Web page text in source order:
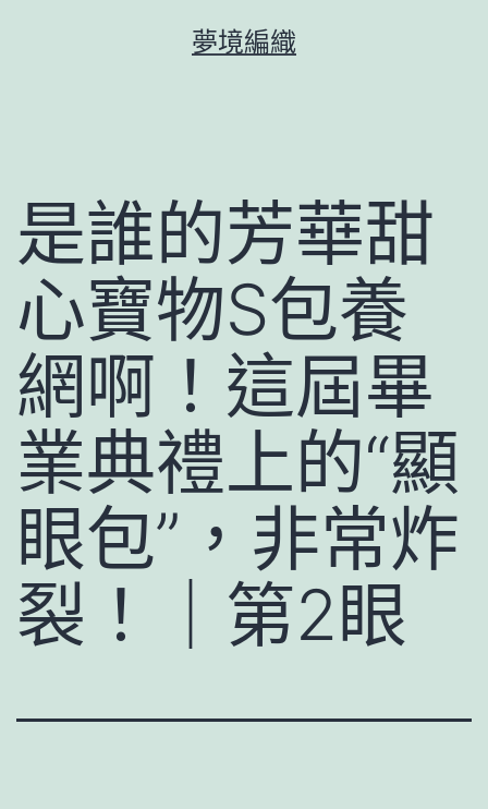
夢境編織
是誰的芳華甜
心寶物S包養
網啊！這屆畢
業典禮上的“顯
眼包”，非常炸
裂！｜第2眼